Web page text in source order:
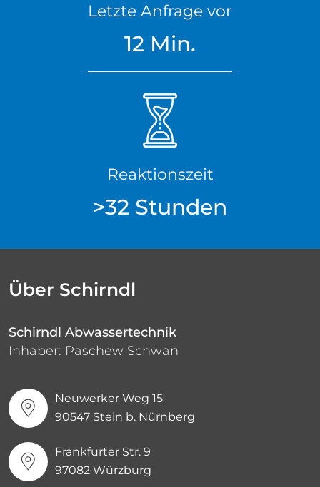
Letzte Anfrage vor
12 Min.
Reaktionszeit
>32 Stunden
Über Schirndl
Schirndl Abwassertechnik
Inhaber: Paschew Schwan
Neuwerker Weg 15
90547 Stein b. Nürnberg
Frankfurter Str. 9
97082 Würzburg